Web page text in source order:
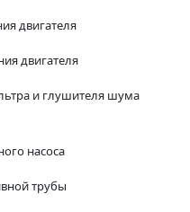
двигателя
двигателя
и глушителя шума
насоса
трубы